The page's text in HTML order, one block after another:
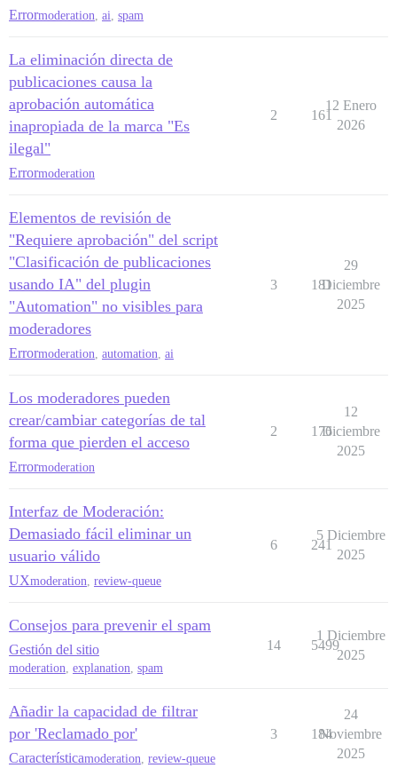
Errormoderation ai spam
La eliminación directa de
publicaciones causa la
aprobación automática
inapropiada de la marca "Es
ilegal"
Errormoderation
2 161
12 Enero
2026
Elementos de revisión de
"Requiere aprobación" del script
"Clasificación de publicaciones
usando IA" del plugin
"Automation" no visibles para
moderadores
Errormoderation automation ai
3 181
29
Diciembre
2025
Los moderadores pueden
crear/cambiar categorías de tal
forma que pierden el acceso
Errormoderation
2 176
12
Diciembre
2025
Interfaz de Moderación:
Demasiado fácil eliminar un
usuario válido
UXmoderation review-queue
6 241
5 Diciembre
2025
Consejos para prevenir el spam
Gestión del sitio
moderation, explanation, spam
14 5499
1 Diciembre
2025
Añadir la capacidad de filtrar
por 'Reclamado por'
Característicamoderation review-queue
3 184
24
Noviembre
2025